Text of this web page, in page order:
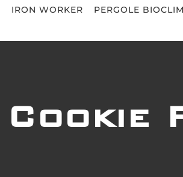
IRON WORKER PERGOLE
Cookie